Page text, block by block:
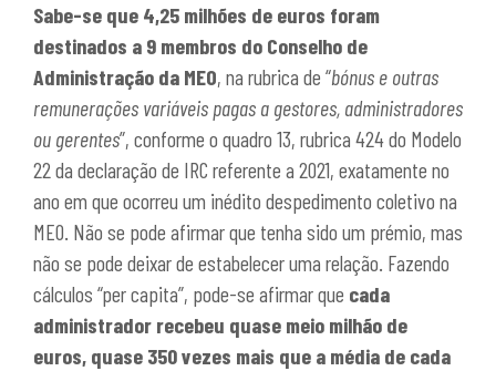
Sabe-se que 4,25 milhões de euros foram
destinados a 9 membros do Conselho de
Administração da MEO, na rubrica de “bónus e outras
remunerações variáveis pagas a gestores, administradores
ou gerentes”, conforme o quadro 13, rubrica 424 do Modelo
22 da declaração de IRC referente a 2021, exatamente no
ano em que ocorreu um inédito despedimento coletivo na
MEO. Não se pode afirmar que tenha sido um prémio, mas
não se pode deixar de estabelecer uma relação. Fazendo
cálculos “per capita”, pode-se afirmar que cada
administrador recebeu quase meio milhão de
euros, quase 350 vezes mais que a média de cada